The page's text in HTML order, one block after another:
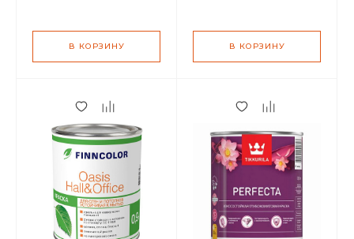
В КОРЗИНУ В КОРЗИНУ